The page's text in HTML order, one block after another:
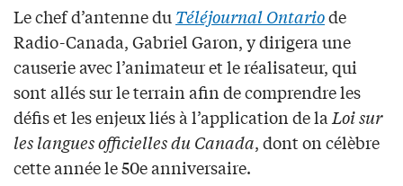
Le chef d’antenne du Téléjournal Ontariode
Radio-Canada, Gabriel Garon, y dirigera une
causerie avec l’animateur et le réalisateur, qui
sont allés sur le terrain afin de comprendre les
défis et les enjeux liés à l’application de la Loi sur
les langues officielles du Canada, dont on célèbre
cette année le 50e anniversaire.